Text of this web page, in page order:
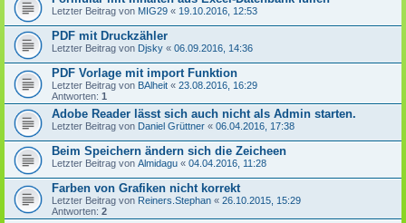
Letzter Beitrag von MIG29 « 19.10.2016, 12:53
PDF mit Druckzähler
Letzter Beitrag von Djsky « 06.09.2016, 14:36
PDF Vorlage mit import Funktion
Letzter Beitrag von BAlheit « 23.08.2016, 16:29
Antworten: 1
Adobe Reader lässt sich auch nicht als Admin starten.
Letzter Beitrag von Daniel Grüttner « 06.04.2016, 17:38
Beim Speichern ändern sich die Zeicheen
Letzter Beitrag von Almidagu « 04.04.2016, 11:28
Farben von Grafiken nicht korrekt
Letzter Beitrag von Reiners.Stephan « 26.10.2015, 15:29
Antworten: 2